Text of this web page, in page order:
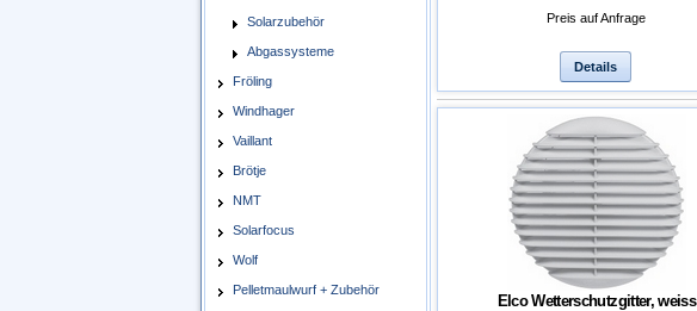
Solarzubehör
Abgassysteme
Fröling
Windhager
Vaillant
Brötje
NMT
Solarfocus
Wolf
Pelletmaulwurf + Zubehör
Preis auf Anfrage
Details
Elco Wetterschutzgitter, weiss